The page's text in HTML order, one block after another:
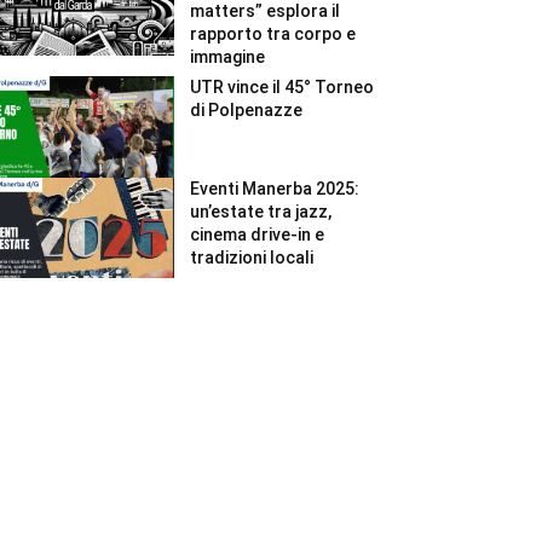
matters” esplora il
rapporto tra corpo e
immagine
UTR vince il 45° Torneo
di Polpenazze
Eventi Manerba 2025:
un’estate tra jazz,
cinema drive-in e
tradizioni locali